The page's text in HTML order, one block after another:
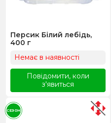
Персик Білий лебідь,
400 г
Немає в наявності
Повідомити, коли
з'явиться
СЕЗОН